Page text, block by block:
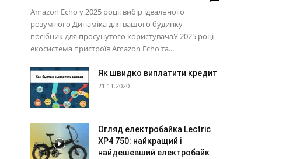
Amazon Echo у 2025 році: вибір ідеального
розумного Динаміка для вашого будинку -
посібник для просунутого користувачаУ 2025 році
екосистема пристроїв Amazon Echo та...
Як швидко виплатити кредит
21.11.2020
Огляд електробайка Lectric
XP4 750: найкращий і
найдешевший електробайк